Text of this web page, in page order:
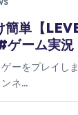
簡単【
ゲーム実
ーをプレイし
ネ…